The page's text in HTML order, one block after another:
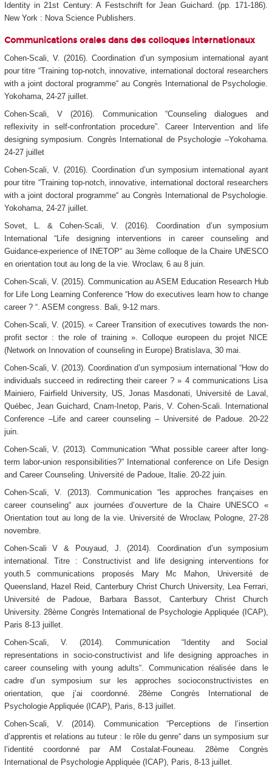
Identity in 21st Century: A Festschrift for Jean Guichard. (pp. 171-186).
New York : Nova Science Publishers.
Communications orales dans des colloques internationaux
Cohen-Scali, V. (2016). Coordination d’un symposium international ayant
pour titre “Training top-notch, innovative, international doctoral researchers
with a joint doctoral programme“ au Congrès International de Psychologie.
Yokohama, 24-27 juillet.
Cohen-Scali, V (2016). Communication “Counseling dialogues and
reflexivity in self-confrontation procedure”. Career Intervention and life
designing symposium. Congrès International de Psychologie –Yokohama.
24-27 juillet
Cohen-Scali, V. (2016). Coordination d’un symposium international ayant
pour titre “Training top-notch, innovative, international doctoral researchers
with a joint doctoral programme“ au Congrès International de Psychologie.
Yokohama, 24-27 juillet.
Sovet, L. & Cohen-Scali, V. (2016). Coordination d’un symposium
International “Life designing interventions in career counseling and
Guidance-experience of INETOP“ au 3ème colloque de la Chaire UNESCO
en orientation tout au long de la vie. Wroclaw, 6 au 8 juin.
Cohen-Scali, V. (2015). Communication au ASEM Education Research Hub
for Life Long Learning Conference “How do executives learn how to change
career ? “. ASEM congress. Bali, 9-12 mars.
Cohen-Scali, V. (2015). « Career Transition of executives towards the non-
profit sector : the role of training ». Colloque europeen du projet NICE
(Network on Innovation of counseling in Europe) Bratislava, 30 mai.
Cohen-Scali, V. (2013). Coordination d’un symposium international “How do
individuals succeed in redirecting their career ? » 4 communications Lisa
Mainiero, Fairfield University, US, Jonas Masdonati, Université de Laval,
Québec, Jean Guichard, Cnam-Inetop, Paris, V. Cohen-Scali. International
Conference –Life and career counseling – Université de Padoue. 20-22
juin.
Cohen-Scali, V. (2013). Communication “What possible career after long-
term labor-union responsibilities?” International conference on Life Design
and Career Counseling. Université de Padoue, Italie. 20-22 juin.
Cohen-Scali, V. (2013). Communication “les approches françaises en
career counseling“ aux journées d’ouverture de la Chaire UNESCO «
Orientation tout au long de la vie. Université de Wroclaw, Pologne, 27-28
novembre.
Cohen-Scali V & Pouyaud, J. (2014). Coordination d’un symposium
international. Titre : Constructivist and life designing interventions for
youth.5 communications proposés Mary Mc Mahon, Université de
Queensland, Hazel Reid, Canterbury Christ Church University, Lea Ferrari,
Université de Padoue, Barbara Bassot, Canterbury Christ Church
University. 28ème Congrès International de Psychologie Appliquée (ICAP),
Paris 8-13 juillet.
Cohen-Scali, V. (2014). Communication “Identity and Social
representations in socio-constructivist and life designing approaches in
career counseling with young adults“. Communication réalisée dans le
cadre d’un symposium sur les approches socioconstructivistes en
orientation, que j’ai coordonné. 28ème Congrès International de
Psychologie Appliquée (ICAP), Paris, 8-13 juillet.
Cohen-Scali, V. (2014). Communication “Perceptions de l’insertion
d’apprentis et relations au tuteur : le rôle du genre“ dans un symposium sur
l’identité coordonné par AM Costalat-Founeau. 28ème Congrès
International de Psychologie Appliquée (ICAP), Paris, 8-13 juillet.